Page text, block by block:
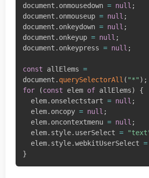
document . onmousedown = null ;
document . onmouseup = null ;
document . onkeydown = null ;
document . onkeyup = null ;
document . onkeypress = null ;
const allElems =
document . querySelectorAll ( "*" ) ;
for
(const elem of allElems)
{
  elem
. onselectstart = null ;
  elem
. oncopy = null ;
  elem
. oncontextmenu = null ;
  elem
. style. userSelect =
  elem
. style.webkitUserSelect =
}